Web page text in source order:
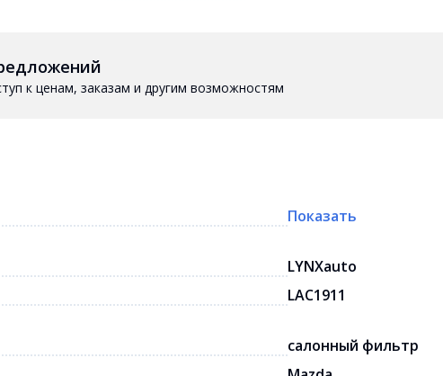
к ценам, заказам и другим возможностям
Показать
LYNXauto
LAC1911
салонный фильтр